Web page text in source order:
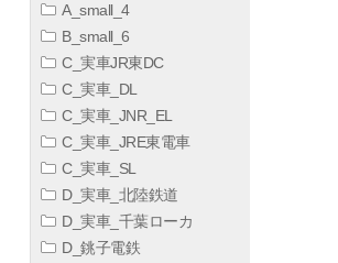
A_small_4
B_small_6
C_実車JR東DC
C_実車_DL
C_実車_JNR_EL
C_実車_JRE東電車
C_実車_SL
D_実車_北陸鉄道
D_実車_千葉ローカ
D_銚子電鉄